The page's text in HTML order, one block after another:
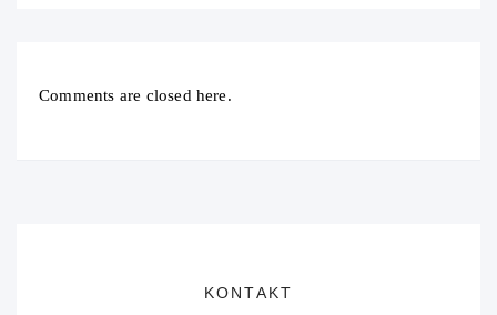
Comments are closed here.
KONTAKT